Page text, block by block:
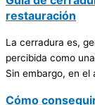
restauración
La cerradura es,
percibida como
Sin embargo, en
Cómo